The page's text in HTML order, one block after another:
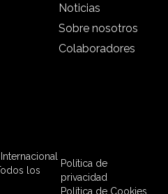
Noticias
Sobre nosotros
Colaboradores
los
Política de
privacidad
Política de Cookies